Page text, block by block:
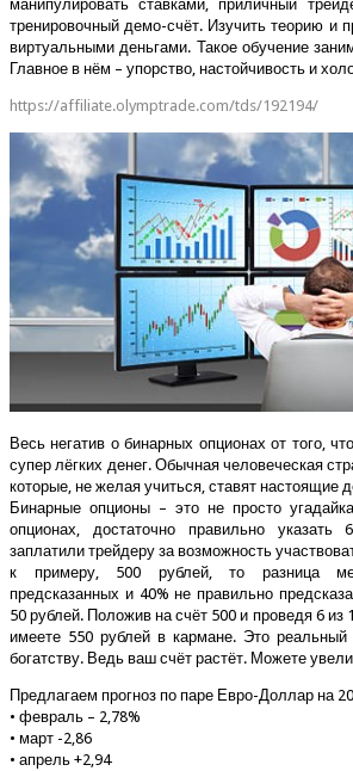
манипулировать ставками, приличный
тренировочный демо-счёт. Изучить теорию и
виртуальными деньгами. Такое обучение
Главное в нём – упорство, настойчивость и
https://affiliate.olymptrade.com/tds/192194/
Весь негатив о бинарных опционах от того,
супер лёгких денег. Обычная человеческая
которые, не желая учиться, ставят настоящие
Бинарные опционы – это не просто
опционах, достаточно правильно
заплатили трейдеру за возможность
к примеру, 500 рублей, то разница
предсказанных и 40% не правильно
50 рублей. Положив на счёт 500 и проведя 6 из
имеете 550 рублей в кармане. Это
богатству. Ведь ваш счёт растёт. Можете
Предлагаем прогноз по паре Евро-Доллар на
• февраль – 2,78%
• март -2,86
• апрель +2,94